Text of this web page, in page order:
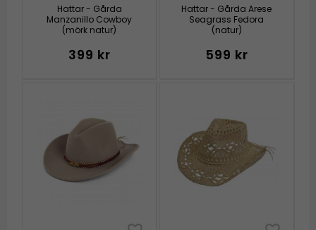
Hattar - Gårda
Manzanillo Cowboy
(mörk natur)
399 kr
Hattar - Gårda Arese
Seagrass Fedora
(natur)
599 kr